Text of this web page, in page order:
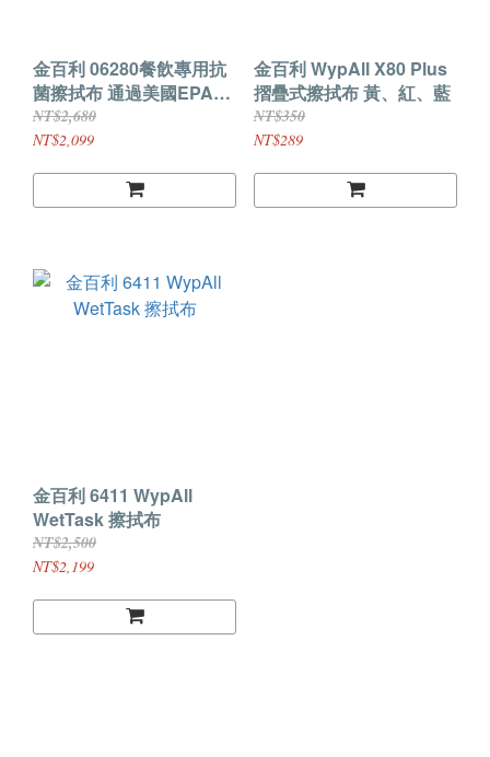
金百利 06280餐飲專用抗
菌擦拭布 通過美國EPA抗
菌認證 含稅 金百利紙抹布
紙毛巾 廚房紙巾 擦拭紙巾
NT$2,680
NT$2,099
金百利 WypAll X80 Plus
摺疊式擦拭布 黃、紅、藍
NT$350
NT$289
金百利 6411 WypAll
WetTask 擦拭布
NT$2,500
NT$2,199